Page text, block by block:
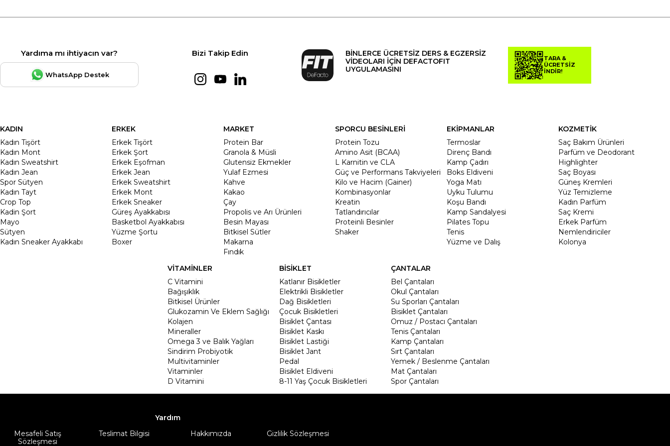
Yardıma mı ihtiyacın var?
WhatsApp Destek
Bizi Takip Edin
BİNLERCE ÜCRETSİZ DERS & EGZERSİZ
VİDEOLARI İÇİN DEFACTOFIT
UYGULAMASINI
TARA &
ÜCRETSİZ
İNDİR!
KADIN
Kadın Tişört
Kadın Mont
Kadın Sweatshirt
Kadın Jean
Spor Sütyen
Kadın Tayt
Crop Top
Kadin Şort
Mayo
Sütyen
Kadın Sneaker Ayakkabı
ERKEK
Erkek Tişört
Erkek Şort
Erkek Eşofman
Erkek Jean
Erkek Sweatshirt
Erkek Mont
Erkek Sneaker
Güreş Ayakkabısı
Basketbol Ayakkabısı
Yüzme Şortu
Boxer
MARKET
Protein Bar
Granola & Müsli
Glutensiz Ekmekler
Yulaf Ezmesi
Kahve
Kakao
Çay
Propolis ve Arı Ürünleri
Besin Mayası
Bitkisel Sütler
Makarna
Fındık
SPORCU BESİNLERİ
Protein Tozu
Amino Asit (BCAA)
L Karnitin ve CLA
Güç ve Performans Takviyeleri
Kilo ve Hacim (Gainer)
Kombinasyonlar
Kreatin
Tatlandırıcılar
Proteinli Besinler
Shaker
EKİPMANLAR
Termoslar
Direnç Bandı
Kamp Çadırı
Boks Eldiveni
Yoga Matı
Uyku Tulumu
Koşu Bandı
Kamp Sandalyesi
Pilates Topu
Tenis
Yüzme ve Dalış
KOZMETİK
Saç Bakım Ürünleri
Parfüm ve Deodorant
Highlighter
Saç Boyası
Güneş Kremleri
Yüz Temizleme
Kadın Parfüm
Saç Kremi
Erkek Parfüm
Nemlendiriciler
Kolonya
VİTAMİNLER
C Vitamini
Bağışıklık
Bitkisel Ürünler
Glukozamin Ve Eklem Sağlığı
Kolajen
Mineraller
Omega 3 ve Balık Yağları
Sindirim Probiyotik
Multivitaminler
Vitaminler
D Vitamini
BİSİKLET
Katlanır Bisikletler
Elektrikli Bisikletler
Dağ Bisikletleri
Çocuk Bisikletleri
Bisiklet Çantası
Bisiklet Kaskı
Bisiklet Lastiği
Bisiklet Jant
Pedal
Bisiklet Eldiveni
8-11 Yaş Çocuk Bisikletleri
ÇANTALAR
Bel Çantaları
Okul Çantaları
Su Sporları Çantaları
Bisiklet Çantaları
Omuz / Postacı Çantaları
Tenis Çantaları
Kamp Çantaları
Sırt Çantaları
Yemek / Beslenme Çantaları
Mat Çantaları
Spor Çantaları
Yardım
Mesafeli Satış
Sözleşmesi
Teslimat Bilgisi Hakkımızda Gizlilik Sözleşmesi